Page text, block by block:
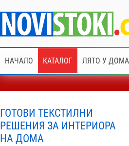
НАЧАЛО КАТАЛОГ ЛЯТО У
ГОТОВИ ТЕКСТИЛНИ
РЕШЕНИЯ ЗА ИНТЕРИОРА
НА ДОМА